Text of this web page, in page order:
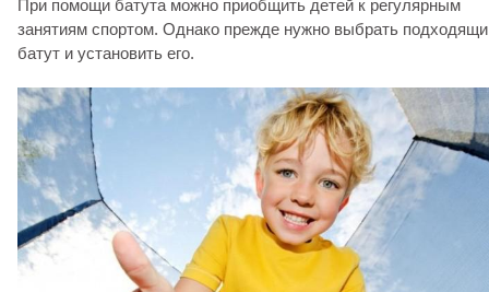
При помощи батута можно приобщить детей к регулярным
занятиям спортом. Однако прежде нужно выбрать
батут и установить его.